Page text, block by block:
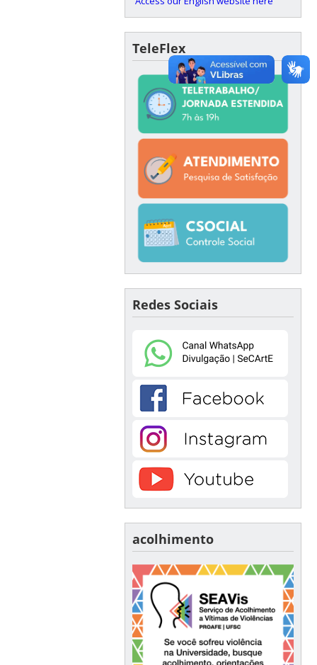
TeleFlex
Redes Sociais
acolhimento